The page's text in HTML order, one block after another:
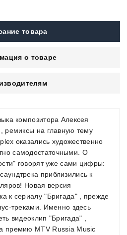
товара
о товаре
композитора Алексея
ремиксы на главную тему
оказались художественно
самодостаточными. О
говорят уже сами цифры:
приблизились к
Новая версия
к сериалу "Бригада" , прежде
треками. Именно здесь
видеоклип "Бригада" ,
премию MTV Russia Music